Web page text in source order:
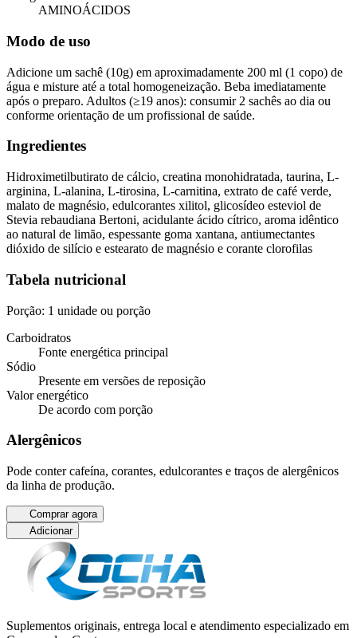
AMINOÁCIDOS
Modo de uso
Adicione um sachê (10g) em aproximadamente 200 ml (1 copo) de
água e misture até a total homogeneização. Beba imediatamente
após o preparo. Adultos (≥19 anos): consumir 2 sachês ao dia ou
conforme orientação de um profissional de saúde.
Ingredientes
Hidroximetilbutirato de cálcio, creatina monohidratada, taurina, L-
arginina, L-alanina, L-tirosina, L-carnitina, extrato de café verde,
malato de magnésio, edulcorantes xilitol, glicosídeo esteviol de
Stevia rebaudiana Bertoni, acidulante ácido cítrico, aroma idêntico
ao natural de limão, espessante goma xantana, antiumectantes
dióxido de silício e estearato de magnésio e corante clorofilas
Tabela nutricional
Porção: 1 unidade ou porção
Carboidratos
Fonte energética principal
Sódio
Presente em versões de reposição
Valor energético
De acordo com porção
Alergênicos
Pode conter cafeína, corantes, edulcorantes e traços de alergênicos
da linha de produção.
Comprar agora
Adicionar
Suplementos originais, entrega local e atendimento especializado em